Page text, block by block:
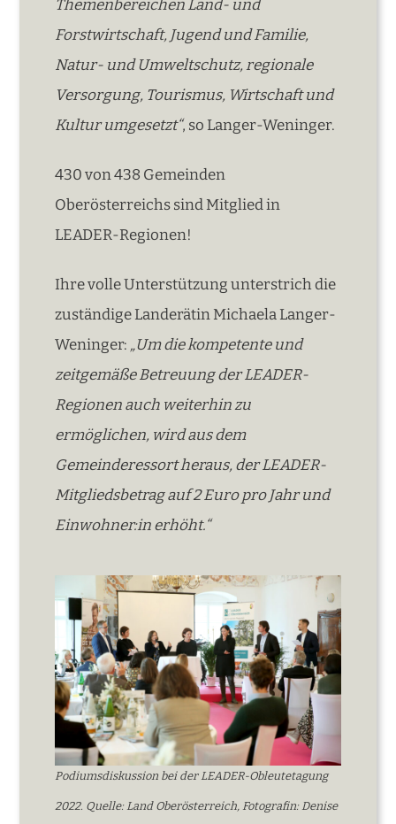
Themenbereichen Land- und
Forstwirtschaft, Jugend und Familie,
Natur- und Umweltschutz, regionale
Versorgung, Tourismus, Wirtschaft und
Kultur umgesetzt“, so Langer-Weninger.
430 von 438 Gemeinden
Oberösterreichs sind Mitglied in
LEADER-Regionen!
Ihre volle Unterstützung unterstrich die
zuständige Landerätin Michaela Langer-
Weninger: „Um die kompetente und
zeitgemäße Betreuung der LEADER-
Regionen auch weiterhin zu
ermöglichen, wird aus dem
Gemeinderessort heraus, der LEADER-
Mitgliedsbetrag auf 2 Euro pro Jahr und
Einwohner:in erhöht.“
Podiumsdiskussion bei der LEADER-Obleutetagung
2022. Quelle: Land Oberösterreich, Fotografin: Denise